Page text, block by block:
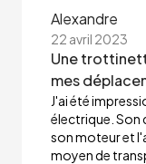
Alexandre
22 avril 2023
Une
mes
J'ai été
électrique. Son
son moteur et
moyen de